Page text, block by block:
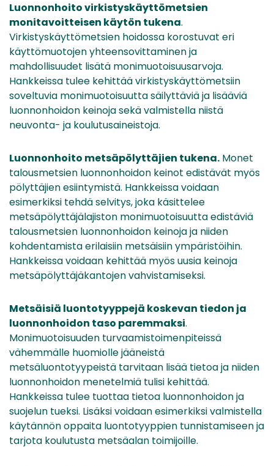
Luonnonhoito virkistyskäyttömetsien
monitavoitteisen käytön tukena.
Virkistyskäyttömetsien hoidossa korostuvat eri
käyttömuotojen yhteensovittaminen ja
mahdollisuudet lisätä monimuotoisuusarvoja.
Hankkeissa tulee kehittää virkistyskäyttömetsiin
soveltuvia monimuotoisuutta säilyttäviä ja lisääviä
luonnonhoidon keinoja sekä valmistella niistä
neuvonta- ja koulutusaineistoja.
Luonnonhoito metsäpölyttäjien tukena. Monet
talousmetsien luonnonhoidon keinot edistävät myös
pölyttäjien esiintymistä. Hankkeissa voidaan
esimerkiksi tehdä selvitys, joka käsittelee
metsäpölyttäjälajiston monimuotoisuutta edistäviä
talousmetsien luonnonhoidon keinoja ja niiden
kohdentamista erilaisiin metsäisiin ympäristöihin.
Hankkeissa voidaan kehittää myös uusia keinoja
metsäpölyttäjäkantojen vahvistamiseksi.
Metsäisiä luontotyyppejä koskevan tiedon ja
luonnonhoidon taso paremmaksi.
Monimuotoisuuden turvaamistoimenpiteissä
vähemmälle huomiolle jääneistä
metsäluontotyypeistä tarvitaan lisää tietoa ja niiden
luonnonhoidon menetelmiä tulisi kehittää.
Hankkeissa tulee tuottaa tietoa luonnonhoidon ja
suojelun tueksi. Lisäksi voidaan esimerkiksi valmistella
käytännön oppaita luontotyyppien tunnistamiseen ja
tarjota koulutusta metsäalan toimijoille.